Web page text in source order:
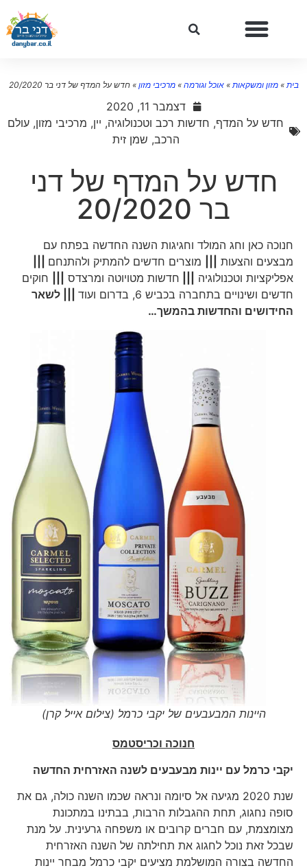
»מזון ומשקאות»אוכל וגורמה»מרכיבי מזון »חדש על המדף של דני בר 20/2020
דצמבר 11, 2020
חדש על המדף,חדשות רכב וטכנולוגיה,יין, מרכיבי מזון,עולם
הרכב,שמן זית
חדש על המדף של דני
בר 20/2020
חנוכה כאן וחג המולד וחגיגות השנה החדשה בפתח עם
מבצעים והצעות||| מוצרים חדשים להמתיק ולהתנחם|||
אפליקציות וטכנולוגיה||| חדשות מטויוטה ומרצדס|||
חוקים
חדשים ושינויים בתחברה בכביש 6, בדרום ועוד
||| לשאר
החידושים והחדשות בהמשך…
היינות המבעבעים של יקבי כרמל (צילום אייל קרן)
חנוכה וכריסטמס
יקבי כרמל עם יינות מבעבעים לשנה האזרחית החדשה
שנת 2020 מגיעה אל סיומה ונראה שכמו השנה כולה, גם את
סופה נחגוג, תחת ההגבלות הרבות, בבתינו במתכונת
מצומצמת, עם חברים קרובים או משפחה גרעינית. על מנת
שבכל זאת נוכל לחגוג את תחילתה של השנה האזרחית
החדשה בצורה המושלמת מציעים יקבי כרמל מבחר יינות